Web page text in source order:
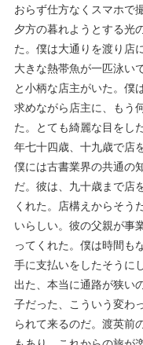
おらず仕方なくスマホで
夕方の暮れようとする光
た。僕は大通りを渡り店
大きな熱帯魚が一匹泳い
と小柄な店主がいた。僕
求めながら店主に、もう
た。とても綺麗な目をし
年七十四歳、十九歳で店
僕には古書業界の共通の
だ。彼は、九十歳まで店
くれた。店構えからそう
いらしい。彼の父親が事
ってくれた。僕は時間も
手に支払いをしたそうに
出た、本当に通路が狭い
子だった、こういう変わ
られて来るのだ。渡英前